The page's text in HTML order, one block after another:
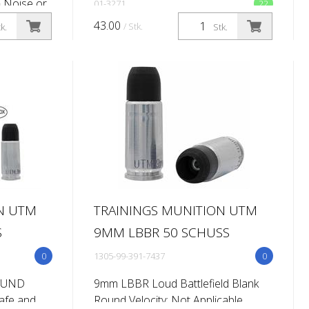
Noise or
take-
22
01-3271
Stk.
43.00 / Stk.
UTM
0
and
TRAININGS MUNITION UTM
9MM LBBR 50 SCHUSS
0
1305-99-391-7437
9mm LBBR Loud Battlefield Blank
Round Velocity: Not Applicable